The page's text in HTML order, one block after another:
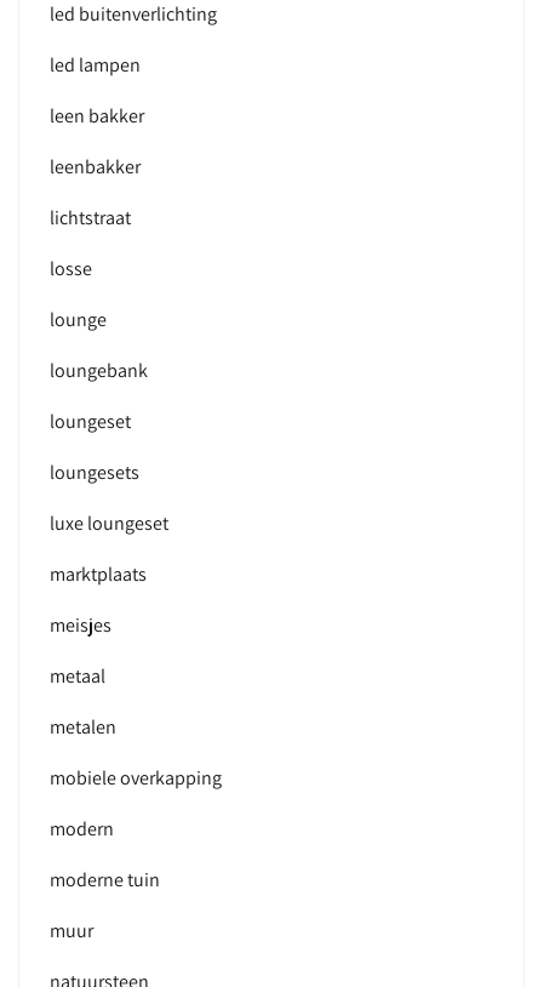
led buitenverlichting
led lampen
leen bakker
leenbakker
lichtstraat
losse
lounge
loungebank
loungeset
loungesets
luxe loungeset
marktplaats
meisjes
metaal
metalen
mobiele overkapping
modern
moderne tuin
muur
natuursteen